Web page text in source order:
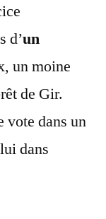
d’un
un moine
de Gir.
vote dans un
dans